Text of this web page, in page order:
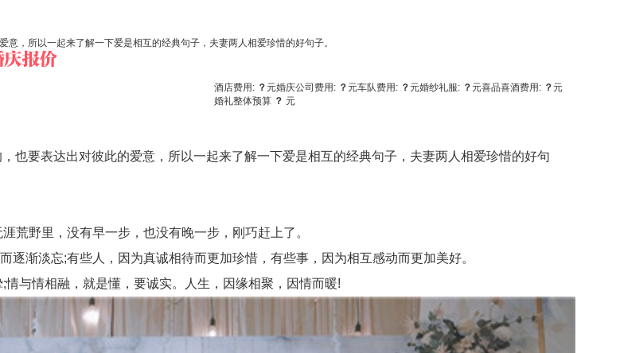
，所以一起来了解一下爱是相互的经典句子，夫妻两人相爱珍惜的好句子。
酒店费用: ？元婚庆公司费用: ？元车队费用: ？元婚纱礼服: ？元喜品喜酒费用: ？元
婚礼整体预算 ？ 元
要表达出对彼此的爱意，所以一起来了解一下爱是相互的经典句子，夫妻两人相爱珍惜的好句
野里，没有早一步，也没有晚一步，刚巧赶上了。
渐淡忘;有些人，因为真诚相待而更加珍惜，有些事，因为相互感动而更加美好。
与情相融，就是懂，要诚实。人生，因缘相聚，因情而暖!